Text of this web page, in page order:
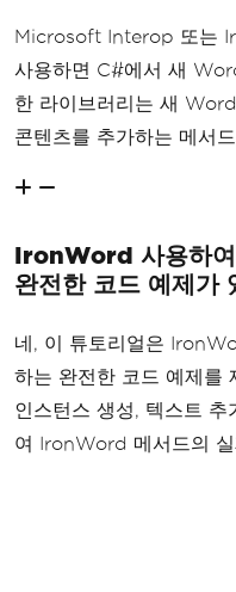
Microsoft Interop 또는
사용하면 C#에서 새
한 라이브러리는 새
콘텐츠를 추가하는 메서
IronWord 사용하
완전한 코드 예제가
네, 이 튜토리얼은
하는 완전한 코드 예제를
인스턴스 생성, 텍스트
여 IronWord 메서드의 실